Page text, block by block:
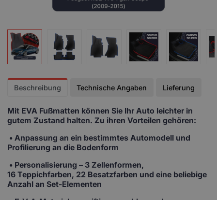
Beschreibung Technische Angaben Lieferung
Mit EVA Fußmatten können Sie Ihr Auto leichter in
gutem Zustand halten. Zu ihren Vorteilen gehören:
• Anpassung an ein bestimmtes Automodell und
Profilierung an die Bodenform
• Personalisierung – 3 Zellenformen,
16 Teppichfarben, 22 Besatzfarben und eine beliebige
Anzahl an Set-Elementen